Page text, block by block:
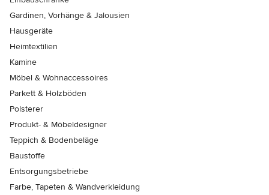
Gardinen, Vorhänge & Jalousien
Hausgeräte
Heimtextilien
Kamine
Möbel & Wohnaccessoires
Parkett & Holzböden
Polsterer
Produkt- & Möbeldesigner
Teppich & Bodenbeläge
Baustoffe
Entsorgungsbetriebe
Farbe, Tapeten & Wandverkleidung